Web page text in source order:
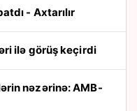
- Axtarılır
ilə görüş keçirdi